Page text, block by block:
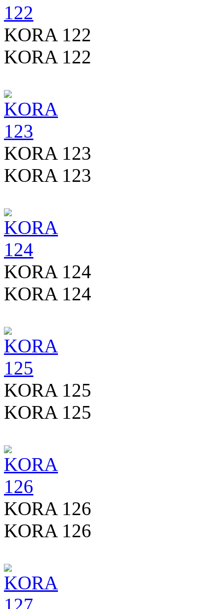
KORA 122
KORA 122
KORA 123
KORA 123
KORA 124
KORA 124
KORA 125
KORA 125
KORA 126
KORA 126